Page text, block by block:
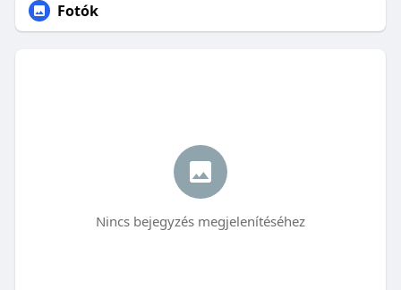
Fotók
Nincs bejegyzés megjelenítéséhez